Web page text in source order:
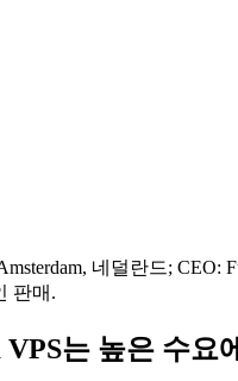
네덜란드; CEO:
판매.
VPS는 높은 수요